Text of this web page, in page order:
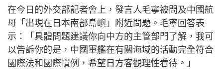
在今日的外交部記者會上，發言人毛寧被問及中國航
母「出現在日本南部島嶼」附近問題。毛寧回答表
示：「具體問題建議你向中方的主管部門了解，我可
以告訴你的是，中國軍艦在有關海域的活動完全符合
國際法和國際慣例，希望日方客觀理性看待。」